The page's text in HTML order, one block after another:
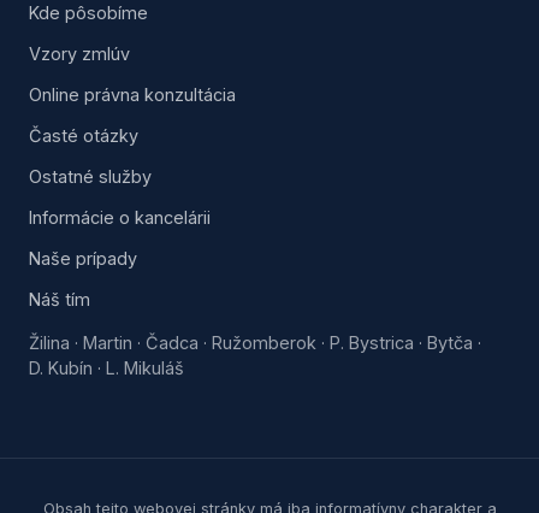
Kde pôsobíme
Vzory zmlúv
Online právna konzultácia
Časté otázky
Ostatné služby
Informácie o kancelárii
Naše prípady
Náš tím
Žilina · Martin · Čadca · Ružomberok · P. Bystrica · Bytča ·
D. Kubín · L. Mikuláš
Obsah tejto webovej stránky má iba informatívny charakter a